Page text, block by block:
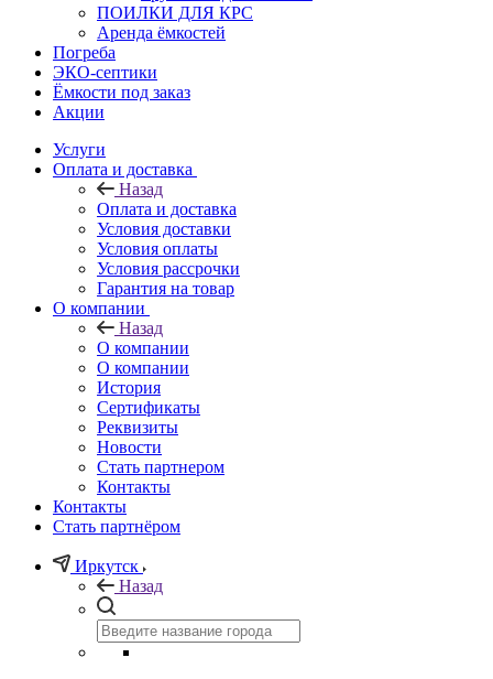
ПОИЛКИ ДЛЯ КРС
Аренда ёмкостей
Погреба
ЭКО-септики
Ёмкости под заказ
Акции
Услуги
Оплата и доставка
Назад
Оплата и доставка
Условия доставки
Условия оплаты
Условия рассрочки
Гарантия на товар
О компании
Назад
О компании
О компании
История
Сертификаты
Реквизиты
Новости
Стать партнером
Контакты
Контакты
Стать партнёром
Иркутск
Назад